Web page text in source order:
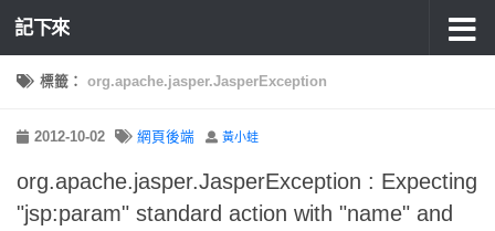
記下來
標籤： org.apache.jasper.JasperException
2012-10-02 網頁後端 黃小蛙
org.apache.jasper.JasperException : Expecting
"jsp:param" standard action with "name" and